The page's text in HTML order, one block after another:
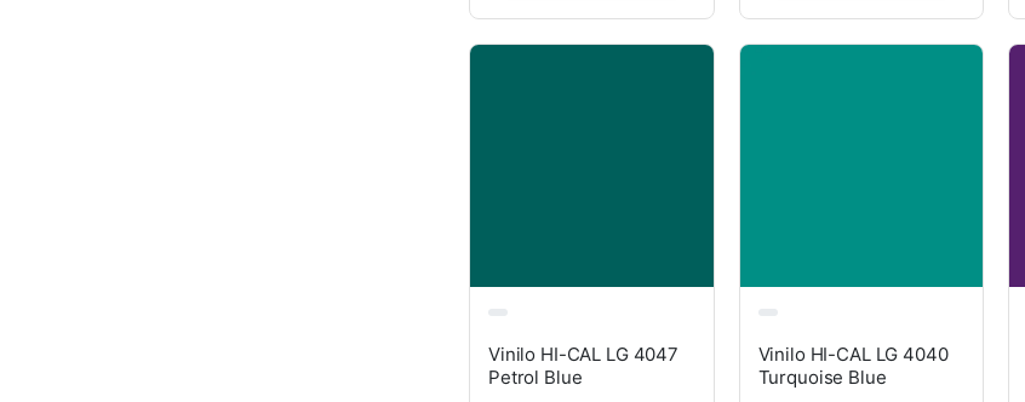
Vinilo HI-CAL LG 4047
Petrol Blue
Vinilo HI-CAL LG 4040
Turquoise Blue